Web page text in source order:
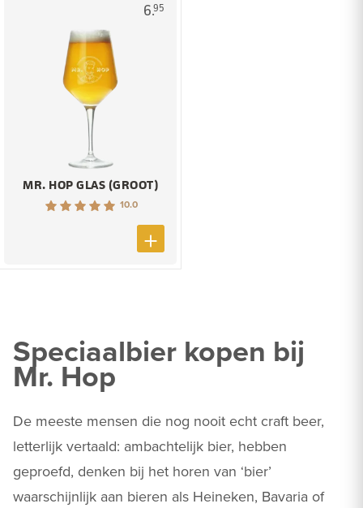
6.95
MR. HOP GLAS (GROOT)
10.0
Speciaalbier kopen bij
Mr. Hop
De meeste mensen die nog nooit echt craft beer,
letterlijk vertaald: ambachtelijk bier, hebben
geproefd, denken bij het horen van ‘bier’
waarschijnlijk aan bieren als Heineken, Bavaria of